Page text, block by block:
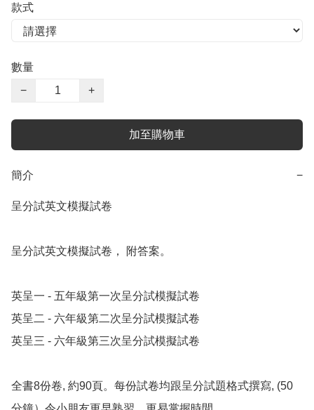
款式
數量
−
+
加至購物車
簡介 −
呈分試英文模擬試卷
呈分試英文模擬試卷， 附答案。
英呈一 - 五年級第一次呈分試模擬試卷
英呈二 - 六年級第二次呈分試模擬試卷
英呈三 - 六年級第三次呈分試模擬試卷
全書8份卷, 約90頁。每份試卷均跟呈分試題格式撰寫, (50